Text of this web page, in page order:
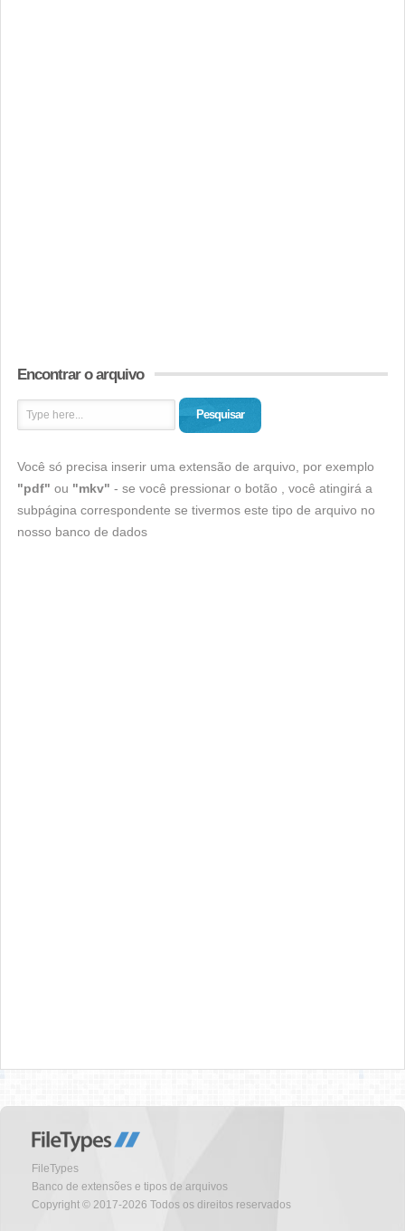
Encontrar o arquivo
Pesquisar
Você só precisa inserir uma extensão de arquivo, por exemplo
"pdf" ou "mkv" - se você pressionar o botão , você atingirá a
subpágina correspondente se tivermos este tipo de arquivo no
nosso banco de dados
FileTypes
Banco de extensões e tipos de arquivos
Copyright © 2017-2026 Todos os direitos reservados